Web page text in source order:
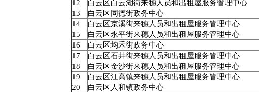
12
白云区白云湖街来穗人员和出租屋服务管理中心
13
白云区同德街政务中心
14
白云区京溪街来穗人员和出租屋服务管理中心
15
白云区永平街来穗人员和出租屋服务管理中心
16
白云区均禾街政务中心
17
白云区石井街来穗人员和出租屋服务管理中心
18
白云区金沙街来穗人员和出租屋服务管理中心
19
白云区江高镇来穗人员和出租屋服务管理中心
20
白云区人和镇政务中心